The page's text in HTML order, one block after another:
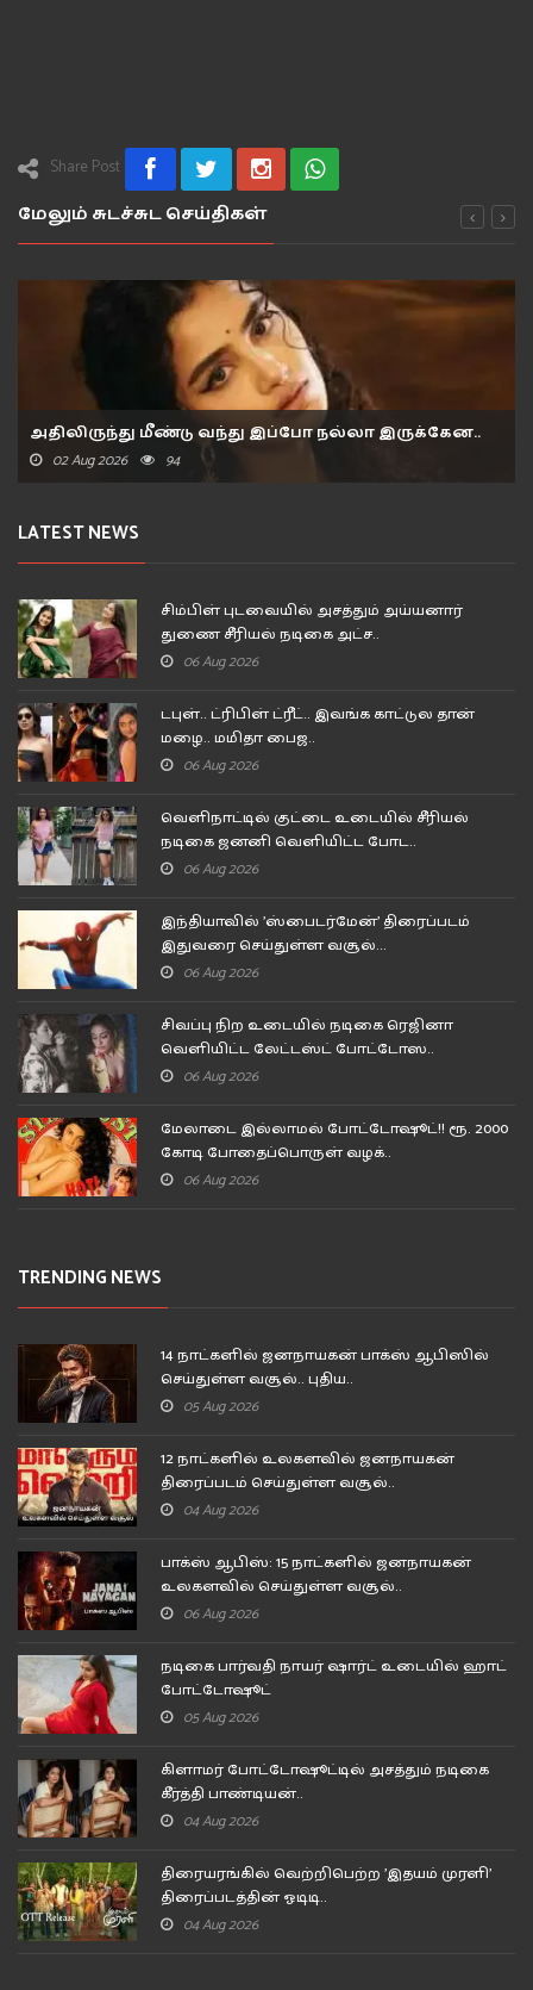
Share Post
மேலும் சுடச்சுட செய்திகள்
அதிலிருந்து மீண்டு வந்து இப்போ நல்லா இருக்கேன..
02 Aug 2026 94
LATEST NEWS
சிம்பிள் புடவையில் அசத்தும் அய்யனார்
துணை சீரியல் நடிகை அட்ச..
06 Aug 2026
டபுள்.. ட்ரிபிள் ட்ரீட்.. இவங்க காட்டுல தான்
மழை.. மமிதா பைஜ..
06 Aug 2026
வெளிநாட்டில் குட்டை உடையில் சீரியல்
நடிகை ஜனனி வெளியிட்ட போட..
06 Aug 2026
இந்தியாவில் 'ஸ்பைடர்மேன்' திரைப்படம்
இதுவரை செய்துள்ள வசூல்...
06 Aug 2026
சிவப்பு நிற உடையில் நடிகை ரெஜினா
வெளியிட்ட லேட்டஸ்ட் போட்டோஸ..
06 Aug 2026
மேலாடை இல்லாமல் போட்டோஷூட்!! ரூ. 2000
கோடி போதைப்பொருள் வழக்..
06 Aug 2026
TRENDING NEWS
14 நாட்களில் ஜனநாயகன் பாக்ஸ் ஆபிஸில்
செய்துள்ள வசூல்.. புதிய..
05 Aug 2026
12 நாட்களில் உலகளவில் ஜனநாயகன்
திரைப்படம் செய்துள்ள வசூல்..
04 Aug 2026
பாக்ஸ் ஆபிஸ்: 15 நாட்களில் ஜனநாயகன்
உலகளவில் செய்துள்ள வசூல்..
06 Aug 2026
நடிகை பார்வதி நாயர் ஷார்ட் உடையில் ஹாட்
போட்டோஷூட்
05 Aug 2026
கிளாமர் போட்டோஷூட்டில் அசத்தும் நடிகை
கீர்த்தி பாண்டியன்..
04 Aug 2026
திரையரங்கில் வெற்றிபெற்ற 'இதயம் முரளி'
திரைப்படத்தின் ஓடிடி..
04 Aug 2026